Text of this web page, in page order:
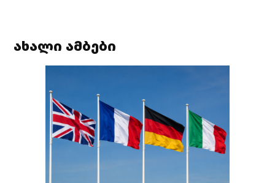
ახალი ამბები